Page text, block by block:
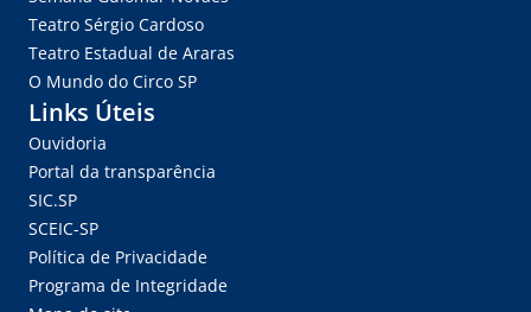
Teatro Sérgio Cardoso
Teatro Estadual de Araras
O Mundo do Circo SP
Links Úteis
Ouvidoria
Portal da transparência
SIC.SP
SCEIC-SP
Política de Privacidade
Programa de Integridade